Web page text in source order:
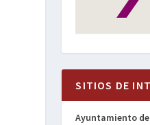
SITIOS DE
Ayuntamiento